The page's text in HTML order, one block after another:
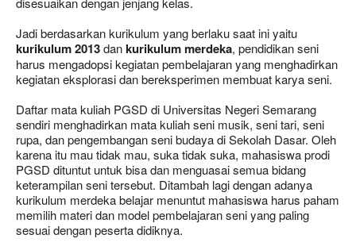
Jadi berdasarkan kurikulum yang berlaku saat ini yaitu
kurikulum 2013dankurikulum merdeka, pendidikan seni
harus mengadopsi kegiatan pembelajaran yang menghadirkan
kegiatan eksplorasi dan bereksperimen membuat karya seni.
Daftar mata kuliah PGSD di Universitas Negeri Semarang
sendiri menghadirkan mata kuliah seni musik, seni tari, seni
rupa, dan pengembangan seni budaya di Sekolah Dasar. Oleh
karena itu mau tidak mau, suka tidak suka, mahasiswa prodi
PGSD dituntut untuk bisa dan menguasai semua bidang
keterampilan seni tersebut. Ditambah lagi dengan adanya
kurikulum merdeka belajar menuntut mahasiswa harus paham
memilih materi dan model pembelajaran seni yang paling
sesuai dengan peserta didiknya.